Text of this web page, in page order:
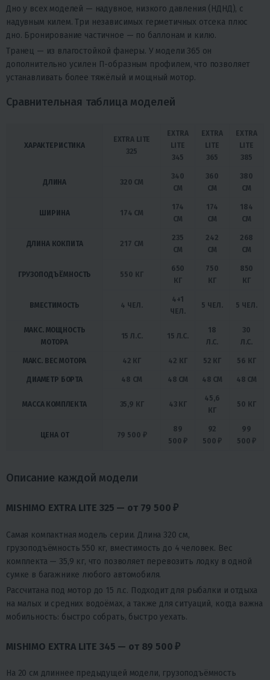
Дно у всех моделей — надувное, низкого давления (НДНД), с
надувным килем. Три независимых герметичных отсека плюс
дно. Бронирование частичное — по баллонам и килю.
Транец — из влагостойкой фанеры. У модели 365 он
дополнительно усилен П-образным профилем, что позволяет
устанавливать более тяжёлый и мощный мотор.
Сравнительная таблица моделей
ХАРАКТЕРИСТИКА
EXTRA LITE
325
EXTRA
LITE
345
EXTRA
LITE
365
EXTRA
LITE
385
ДЛИНА 320 СМ
340
СМ
360
СМ
380
СМ
ШИРИНА 174 СМ
174
СМ
174
СМ
184
СМ
ДЛИНА КОКПИТА 217 СМ
235
СМ
242
СМ
268
СМ
ГРУЗОПОДЪЁМНОСТЬ 550 КГ
650
КГ
750
КГ
850
КГ
ВМЕСТИМОСТЬ 4 ЧЕЛ.
4+1
ЧЕЛ.
5 ЧЕЛ. 5 ЧЕЛ.
МАКС. МОЩНОСТЬ
МОТОРА
15 Л.С. 15 Л.С.
18
Л.С.
30
Л.С.
МАКС. ВЕС МОТОРА 42 КГ 42 КГ 52 КГ 56 КГ
ДИАМЕТР БОРТА 48 СМ 48 СМ 48 СМ 48 СМ
МАССА КОМПЛЕКТА 35,9 КГ 43 КГ
45,6
КГ
50 КГ
ЦЕНА ОТ 79 500 ₽
89
500 ₽
92
500 ₽
99
500 ₽
Описание каждой модели
MISHIMO EXTRA LITE 325 — от 79 500 ₽
Самая компактная модель серии. Длина 320 см,
грузоподъёмность 550 кг, вместимость до 4 человек. Вес
комплекта — 35,9 кг, что позволяет перевозить лодку в одной
сумке в багажнике любого автомобиля.
Рассчитана под мотор до 15 л.с. Подходит для рыбалки и отдыха
на малых и средних водоёмах, а также для ситуаций, когда важна
мобильность: быстро собрать, быстро уехать.
MISHIMO EXTRA LITE 345 — от 89 500 ₽
На 20 см длиннее предыдущей модели, грузоподъёмность